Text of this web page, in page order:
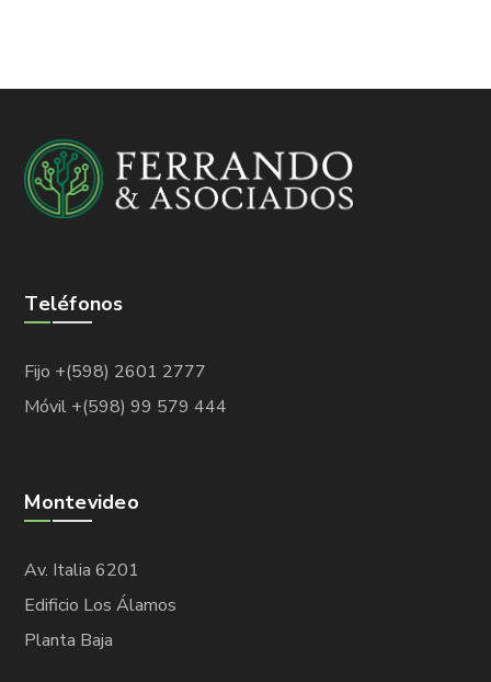
Teléfonos
Fijo +(598) 2601 2777
Móvil +(598) 99 579 444
Montevideo
Av. Italia 6201
Edificio Los Álamos
Planta Baja